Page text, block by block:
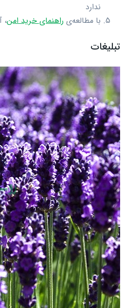
ندارد
با مطالعه‌ی راهنمای خرید امن،
تبلیغات